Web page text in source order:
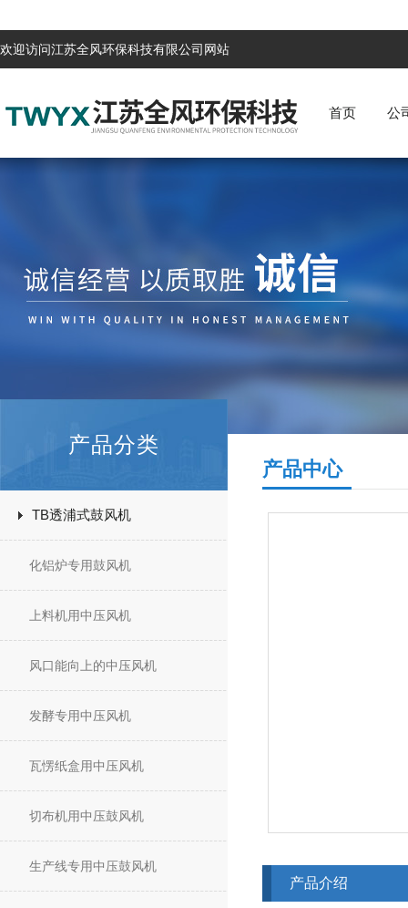
欢迎访问江苏全风环保科技有限公司网站
首页 公
产品分类
TB透浦式鼓风机
化铝炉专用鼓风机
上料机用中压风机
风口能向上的中压风机
发酵专用中压风机
瓦愣纸盒用中压风机
切布机用中压鼓风机
生产线专用中压鼓风机
产品中心
产品介绍